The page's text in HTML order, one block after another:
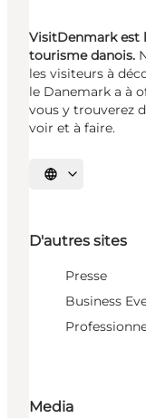
VisitDenmark est
tourisme danois.
les visiteurs à
le Danemark a à
vous y trouverez
voir et à faire.
Choisissez la
D'autres sites
Presse
Business
Media